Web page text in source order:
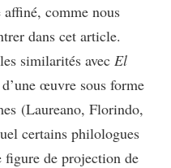
affiné, comme nous
dans cet article.
similarités avec El
œuvre sous forme
(Laureano, Florindo,
certains philologues
figure de projection de